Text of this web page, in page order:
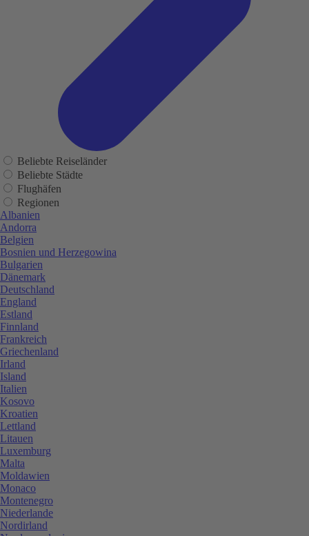
Beliebte Reiseländer
Beliebte Städte
Flughäfen
Regionen
Albanien
Andorra
Belgien
Bosnien und Herzegowina
Bulgarien
Dänemark
Deutschland
England
Estland
Finnland
Frankreich
Griechenland
Irland
Island
Italien
Kosovo
Kroatien
Lettland
Litauen
Luxemburg
Malta
Moldawien
Monaco
Montenegro
Niederlande
Nordirland